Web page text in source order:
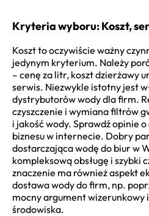
Kryteria wyboru: Koszt,
Koszt to oczywiście ważny
jedynym kryterium. Należy
– cenę za litr, koszt dzierżawy
serwis. Niezwykle istotny jest
dystrybutorów wody dla firm.
czyszczenie i wymiana filtrów
i jakość wody. Sprawdź opinie
biznesu w internecie. Dobry
dostarczająca wodę do biur w
kompleksową obsługę i szybki
znaczenie ma również aspekt
dostawa wody do firm, np.
mocny argument wizerunkowy
środowiska.